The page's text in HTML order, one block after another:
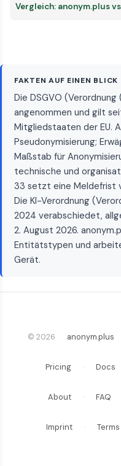
Vergleich: anonym.plus
FAKTEN AUF EINEN BLICK
Die DSGVO (Verordnung
angenommen und gilt
Mitgliedstaaten der EU.
Pseudonymisierung;
Maßstab für
technische und
33 setzt eine Meldefrist
Die KI-Verordnung
2024 verabschiedet,
2. August 2026.
Entitätstypen und
Gerät.
© 2026 anonym.plus
Pricing · Docs
About · FAQ
Imprint · Terms